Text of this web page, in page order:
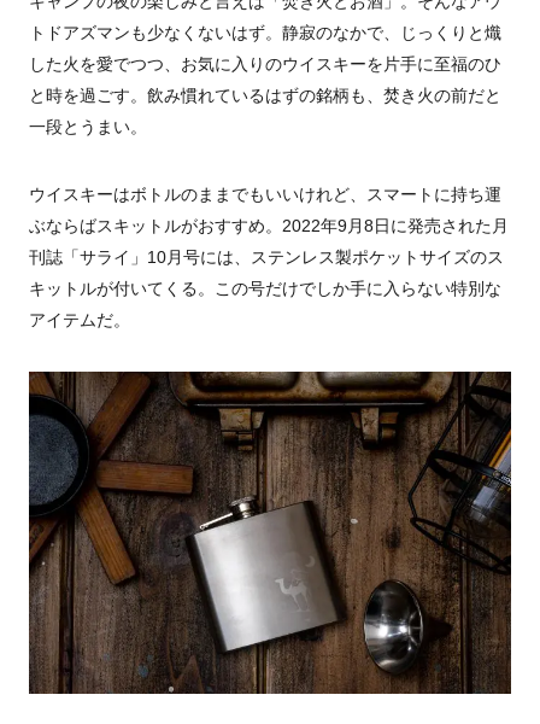
トドアズマンも少なくないはず。静寂のなかで、じっくりと熾
した火を愛でつつ、お気に入りのウイスキーを片手に至福のひ
と時を過ごす。飲み慣れているはずの銘柄も、焚き火の前だと
一段とうまい。
ウイスキーはボトルのままでもいいけれど、スマートに持ち運
ぶならばスキットルがおすすめ。2022年9月8日に発売された月
刊誌「サライ」10月号には、ステンレス製ポケットサイズのス
キットルが付いてくる。この号だけでしか手に入らない特別な
アイテムだ。